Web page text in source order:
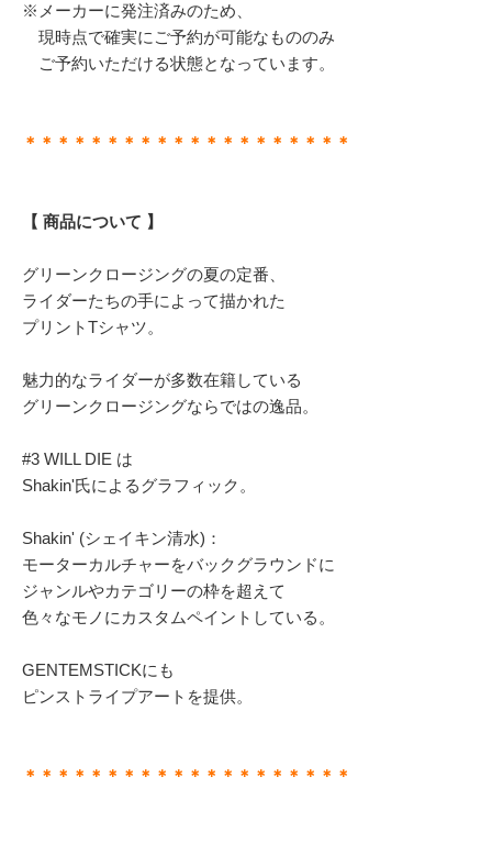
※メーカーに発注済みのため、
現時点で確実にご予約が可能なもののみ
ご予約いただける状態となっています。
＊＊＊＊＊＊＊＊＊＊＊＊＊＊＊＊＊＊＊＊
【 商品について 】
グリーンクロージングの夏の定番、
ライダーたちの手によって描かれた
プリントTシャツ。
魅力的なライダーが多数在籍している
グリーンクロージングならではの逸品。
#3 WILL DIE は
Shakin'氏によるグラフィック。
Shakin' (シェイキン清水)：
モーターカルチャーをバックグラウンドに
ジャンルやカテゴリーの枠を超えて
色々なモノにカスタムペイントしている。
GENTEMSTICKにも
ピンストライプアートを提供。
＊＊＊＊＊＊＊＊＊＊＊＊＊＊＊＊＊＊＊＊